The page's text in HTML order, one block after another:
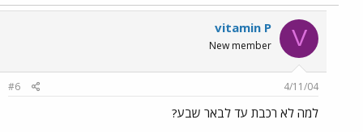
V
vitamin P
New member
4/11/04
#6
למה לא רכבת עד לבאר שבע?